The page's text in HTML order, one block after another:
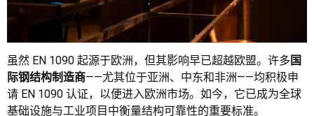
虽然 EN 1090 起源于欧洲，但其影响早已超越欧盟。许多 国
际钢结构制造商——尤其位于亚洲、中东和非洲——均积极申
请 EN 1090 认证，以便进入欧洲市场。如今，它已成为全球
基础设施与工业项目中衡量结构可靠性的重要标准。